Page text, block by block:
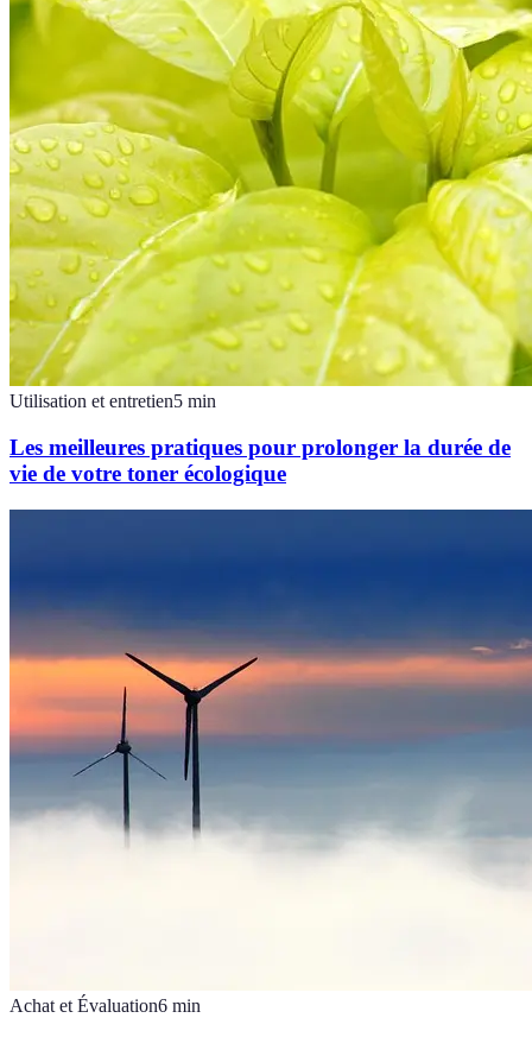
Utilisation et entretien5 min
Les meilleures pratiques pour prolonger la durée de
vie de votre toner écologique
Achat et Évaluation6 min